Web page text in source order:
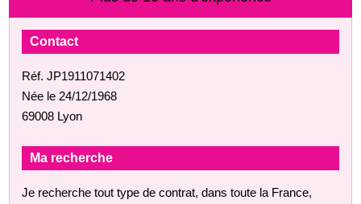
Contact
Réf. JP1911071402
Née le 24/12/1968
69008 Lyon
Ma recherche
Je recherche tout type de contrat, dans toute la France,